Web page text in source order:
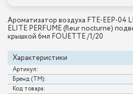
Ароматизатор воздуха FTE-EEP-04
ELITE PERFUME (fleur nocturne)
крышкой 6мл FOUETTE /1/20
Характеристики
Артикул:
Бренд (ТМ):
Код товара: